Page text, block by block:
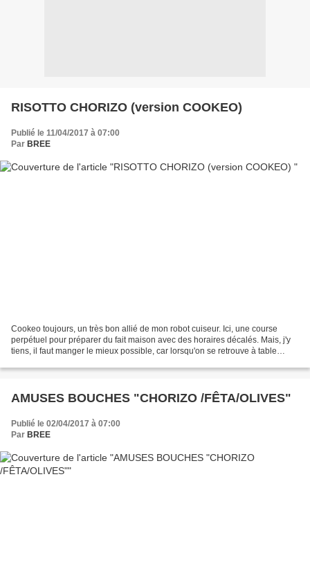
RISOTTO CHORIZO (version COOKEO)
Publié le 11/04/2017 à 07:00
Par BREE
Cookeo toujours, un très bon allié de mon robot cuiseur. Ici, une course
perpétuel pour préparer du fait maison avec des horaires décalés. Mais, j'y
tiens, il faut manger le mieux possible, car lorsqu'on se retrouve à table
AMUSES BOUCHES "CHORIZO /FÊTA/OLIVES"
Publié le 02/04/2017 à 07:00
Par BREE